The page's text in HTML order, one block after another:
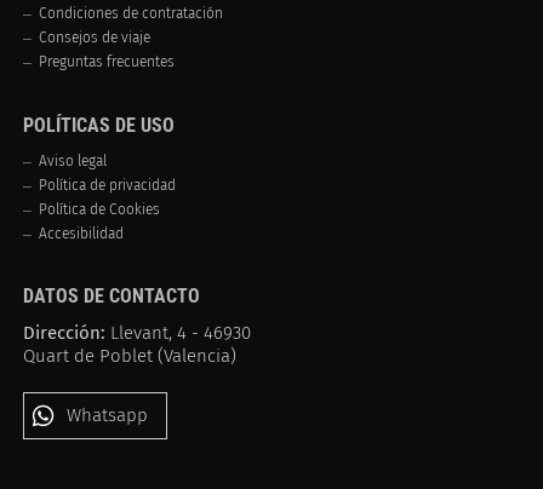
Condiciones de contratación
Consejos de viaje
Preguntas frecuentes
POLÍTICAS DE USO
Aviso legal
Política de privacidad
Política de Cookies
Accesibilidad
DATOS DE CONTACTO
Dirección: Llevant, 4 - 46930
Quart de Poblet (Valencia)
Whatsapp